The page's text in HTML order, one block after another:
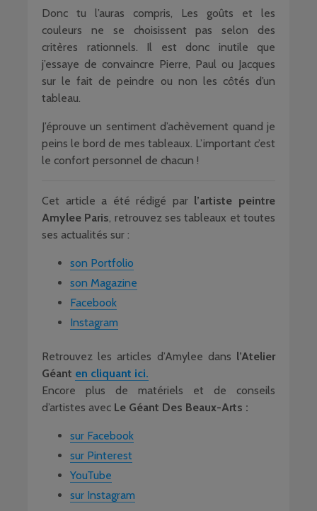
Donc tu l’auras compris, Les goûts et les
couleurs ne se choisissent pas selon des
critères rationnels. Il est donc inutile que
j’essaye de convaincre Pierre, Paul ou Jacques
sur le fait de peindre ou non les côtés d’un
tableau.
J’éprouve un sentiment d’achèvement quand je
peins le bord de mes tableaux. L’important c’est
le confort personnel de chacun !
Cet article a été rédigé parl’artiste peintre
Amylee Paris , retrouvez ses tableaux et toutes
ses actualités sur :
son Portfolio
son Magazine
Facebook
Instagram
Retrouvez les articles d’Amylee dans l’Atelier
Géant en cliquant ici.
Encore plus de matériels et de conseils
d’artistes avec Le Géant Des Beaux-Arts :
sur Facebook
sur Pinterest
YouTube
sur Instagram